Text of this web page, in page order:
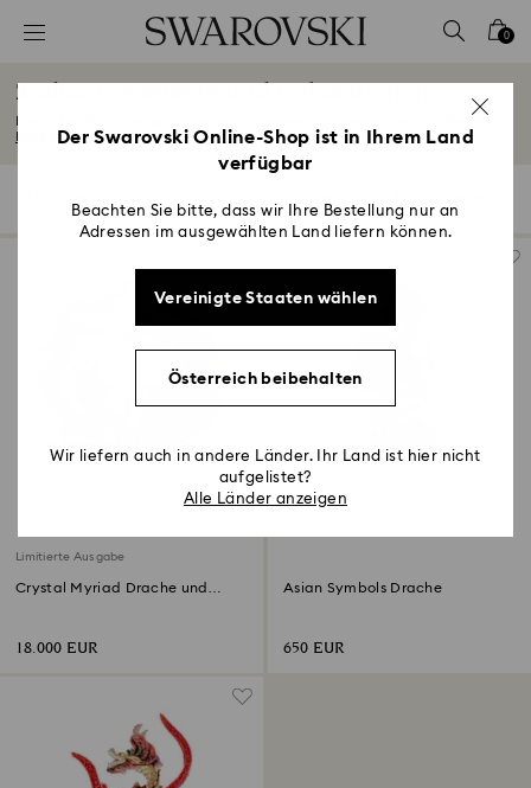
Liste Tastaturkürzel
2 - Footer
4 - Suchergebnisse
0
Zodiac Ornamente und Dekorationen
Mehr lesen
Filter Sortieren
Limitierte Ausgabe
Crystal Myriad Drache und
18.000 EUR
Asian Symbols Drache
650 EUR
Der Swarovski Online-Shop ist in Ihrem Land
verfügbar
Beachten Sie bitte, dass wir Ihre Bestellung nur an
Adressen im ausgewählten Land liefern können.
Vereinigte Staaten wählen
Österreich beibehalten
Wir liefern auch in andere Länder. Ihr Land ist hier nicht
aufgelistet?
Alle Länder anzeigen